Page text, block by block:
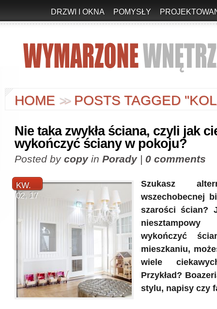
DRZWI I OKNA POMYSŁY
HOME >>POSTS TAGGED
Nie taka zwykła ściana, czyli jak
wykończyć ściany w pokoju?
Posted by copyin Porady| 0 comments
KW.
02, 17
Szukasz
wszechobecnej
szarości ścian?
wykończyć
mieszkaniu,
wiele
Przykład?
stylu, napisy czy